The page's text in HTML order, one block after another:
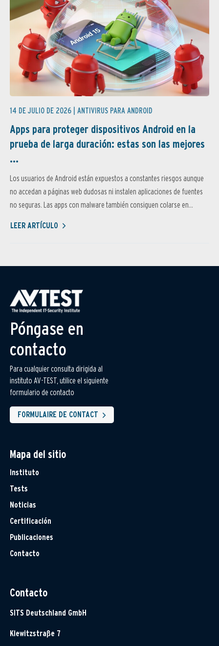
14 DE JULIO DE 2026 | ANTIVIRUS PARA ANDROID
Apps para proteger dispositivos Android en la
prueba de larga duración: estas son las mejores
...
Los usuarios de Android están expuestos a constantes riesgos aunque
no accedan a páginas web dudosas ni instalen aplicaciones de fuentes
no seguras. Las apps con malware también consiguen colarse en...
LEER ARTÍCULO
Póngase en
contacto
Para cualquier consulta dirigida al
instituto AV-TEST, utilice el siguiente
formulario de contacto
FORMULAIRE DE CONTACT
Mapa del sitio
Instituto
Tests
Noticias
Certificación
Publicaciones
Contacto
Contacto
SITS Deutschland GmbH
Klewitzstraße 7